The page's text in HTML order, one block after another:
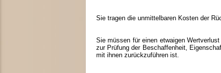
Sie tragen die unmittelbaren Kosten der
Sie müssen für einen etwaigen
zur Prüfung der Beschaffenheit,
mit ihnen zurückzuführen ist.